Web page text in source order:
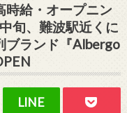
時給・オープニン
旬、難波駅近くに
ブランド『Albergo